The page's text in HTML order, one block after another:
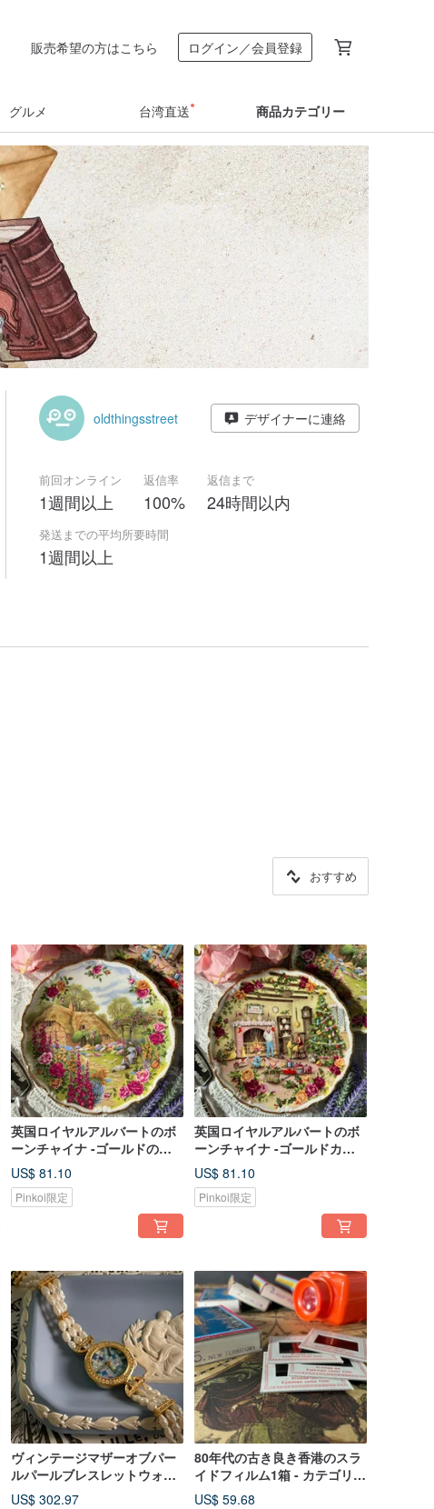
販売希望の方はこちら ログイン／会員登録
グルメ 台湾直送 商品カテゴリー
oldthingsstreet デザイナーに連絡
前回オンライン
1週間以上
返信率
100%
返信まで
24時間以内
発送までの平均所要時間
1週間以上
おすすめ
英国ロイヤルアルバートのボ
ーンチャイナ -ゴールドのト
ランキルガーデン限定版ケー
キプレート - アーティストの
サイン入り
US$ 81.10
Pinkoi限定
英国ロイヤルアルバートのボ
ーンチャイナ -ゴールドカン
トリーローズのクリスマス限
定版ケーキプレート - アーテ
ィストのサイン入り
US$ 81.10
Pinkoi限定
ヴィンテージマザーオブパー
ルパールブレスレットウォッ
チ
US$ 302.97
80年代の古き良き香港のスラ
イドフィルム1箱 - カテゴリ5.
新界New Territories
US$ 59.68